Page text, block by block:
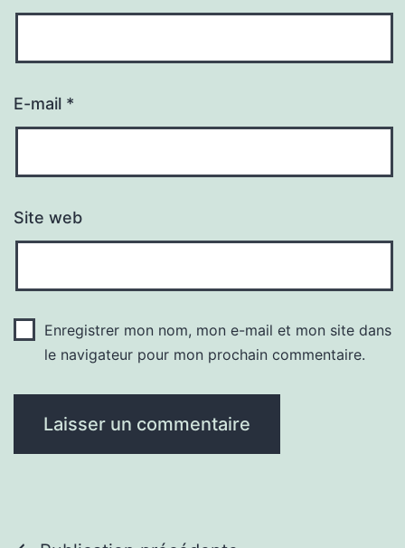
E-mail *
Site web
Enregistrer mon nom, mon e-mail et mon site dans
le navigateur pour mon prochain commentaire.